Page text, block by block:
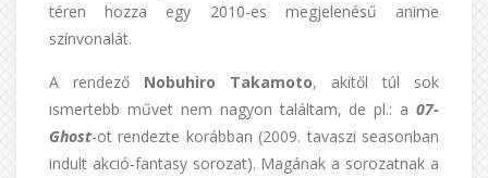
téren hozza egy 2010-es megjelenésű anime
színvonalát.
A rendező Nobuhiro Takamoto, akitől túl sok
ismertebb művet nem nagyon találtam, de pl.: a 07-
Ghost-ot rendezte korábban (2009. tavaszi seasonban
indult akció-fantasy sorozat). Magának a sorozatnak a